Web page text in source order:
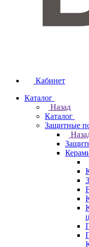
Кабинет
Каталог
Назад
Каталог
Защитные